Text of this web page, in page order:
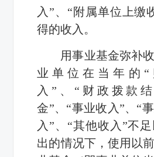
入”、“附属单位上缴
得的收入。
用事业基金弥补
业单位在当年的
入”、“财政拨款
金”、“事业收入”、“
入”、“其他收入”不
出的情况下，使用以